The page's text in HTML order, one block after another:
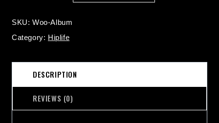
SKU: Woo-Album
Category: Hiplife
DESCRIPTION
REVIEWS (0)